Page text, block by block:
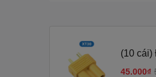
(10 cái)
suất cao
45.000₫